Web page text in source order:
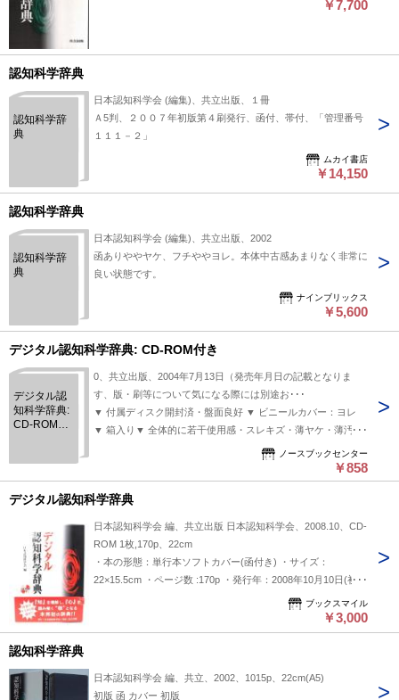
￥7,700
認知科学辞典
認知科学辞
典
日本認知科学会 (編集)、共立出版、１冊
Ａ5判、２００７年初版第４刷発行、函付、帯付、「管理番号
１１１－２」
ムカイ書店
￥14,150
認知科学辞典
認知科学辞
典
日本認知科学会 (編集)、共立出版、2002
函ありややヤケ、フチややヨレ。本体中古感あまりなく非常に
良い状態です。
ナインブリックス
￥5,600
デジタル認知科学辞典: CD-ROM付き
デジタル認
知科学辞典:
CD-ROM付
0、共立出版、2004年7月13日（発売年月日の記載となりま
す、版・刷等について気になる際には別途お･･･
▼ 付属ディスク開封済・盤面良好 ▼ ビニールカバー：ヨレ
▼ 箱入り▼ 全体的に若干使用感・スレキズ・薄ヤケ・薄汚れ
ノースブックセンター
￥858
デジタル認知科学辞典
日本認知科学会 編、共立出版 日本認知科学会、2008.10、CD-
ROM 1枚,170p、22cm
・本の形態：単行本ソフトカバー(函付き) ・サイズ：
22×15.5cm ・ページ数 :170p ・発行年：2008年10月10日(初版
第3刷) ・初版年：2004年7月20日 ・ISBN ：9784320121058
◆本の状態 :良好 ・帯に破れあり。・表紙のビニールカバーに
多くのくぼみ状のシワあり。CDのビニールカバーにも同様に
ブックスマイル
￥3,000
認知科学辞典
日本認知科学会 編、共立、2002、1015p、22cm(A5)
初版 函 カバー 初版